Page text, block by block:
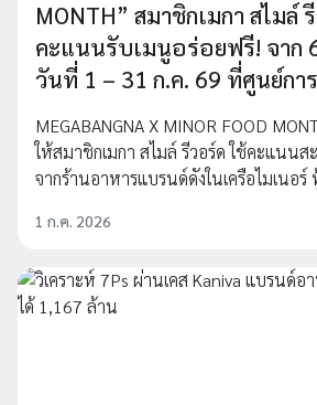
MONTH” สมาชิกเมกา สไมล์
คะแนนรับเมนูอร่อยฟรี! จาก
วันที่ 1 – 31 ก.ค. 69 ที่ศูนย์กา
MEGABANGNA X MINOR FOOD
ให้สมาชิกเมกา สไมล์ รีวอร์ด ใช้คะแนน
จากร้านอาหารแบรนด์ดังในเครือไมเนอ
1 ก.ค. 2026